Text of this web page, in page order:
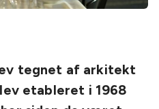
tegnet af arkitekt
etableret i 1968